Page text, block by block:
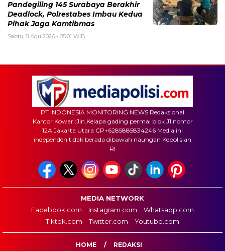
Pandegiling 145 Surabaya Berakhir
Deadlock, Polrestabes Imbau Kedua
Pihak Jaga Kamtibmas
Sabtu, 8 Agu 2026 - 05:01 WIB
PT INDONESIA MONITORING NEWS Redaksional
Kantor Kowari:Jln.Kelapa gading permai blok J1 nomor
12A Jakarta Utara CP+6285885834246 Media ini
independen tidak berada dibawah naungan Kepolisian
RI
MEDIA NETWORK
Facebook.com
Instagram.com
Whatsapp.com
Tiktok.com
Twitter.com Youtube.com
HOME REDAKSI